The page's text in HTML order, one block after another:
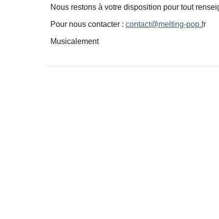
Nous restons à votre disposition pour tout
Pour nous contacter : contact@melting-pop.fr
Musicalement